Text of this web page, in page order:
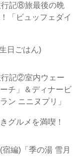
行記⑧旅最後の晩
「ビュッフェダイ
日ごはん)
記②室内ウェー
チ」＆ディナービ
ン ニニヌプリ」
グルメを満喫！
編)「季の湯 雪月